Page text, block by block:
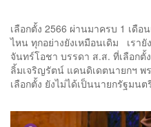
เลือกตั้ง 2566 ผ่านมาครบ 1 เดือ
ไหน ทุกอย่างยังเหมือนเดิม เรา
จันทร์โอชา บรรดา ส.ส. ที่เลือกตั้
ลิ้มเจริญรัตน์ แคนดิเดตนายกฯ พ
เลือกตั้ง ยังไม่ได้เป็นนายกรัฐม